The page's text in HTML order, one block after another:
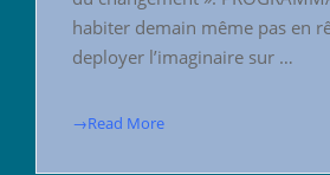
habiter demain même pas en
deployer l’imaginaire sur …
→Read More